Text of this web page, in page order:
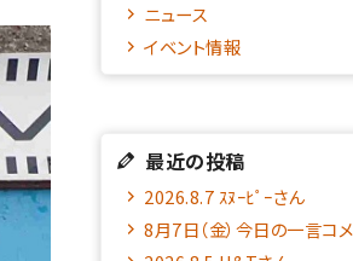
ニュース
イベント情報
最近の投稿
2026.8.7 ｽﾇｰﾋﾟｰさん
8月7日（金）今日の一言コ